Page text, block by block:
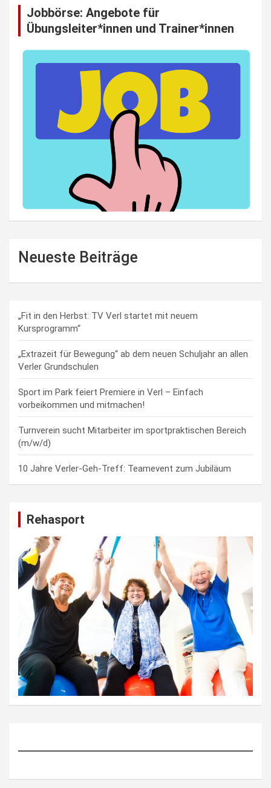
Jobbörse: Angebote für
Übungsleiter*innen und Trainer*innen
Neueste Beiträge
„Fit in den Herbst: TV Verl startet mit neuem
Kursprogramm“
„Extrazeit für Bewegung“ ab dem neuen Schuljahr an allen
Verler Grundschulen
Sport im Park feiert Premiere in Verl – Einfach
vorbeikommen und mitmachen!
Turnverein sucht Mitarbeiter im sportpraktischen Bereich
(m/w/d)
10 Jahre Verler-Geh-Treff: Teamevent zum Jubiläum
Rehasport